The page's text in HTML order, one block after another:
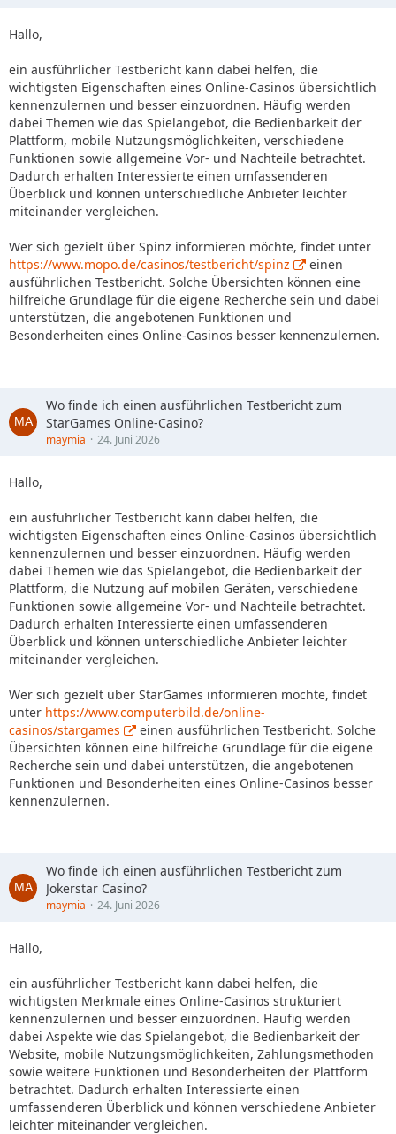
Hallo,
ein ausführlicher Testbericht kann dabei helfen, die
wichtigsten Eigenschaften eines Online-Casinos übersichtlich
kennenzulernen und besser einzuordnen. Häufig werden
dabei Themen wie das Spielangebot, die Bedienbarkeit der
Plattform, mobile Nutzungsmöglichkeiten, verschiedene
Funktionen sowie allgemeine Vor- und Nachteile betrachtet.
Dadurch erhalten Interessierte einen umfassenderen
Überblick und können unterschiedliche Anbieter leichter
miteinander vergleichen.
Wer sich gezielt über Spinz informieren möchte, findet unter
https://www.mopo.de/casinos/testbericht/spinz
einen
ausführlichen Testbericht. Solche Übersichten können eine
hilfreiche Grundlage für die eigene Recherche sein und dabei
unterstützen, die angebotenen Funktionen und
Besonderheiten eines Online-Casinos besser kennenzulernen.
Wo finde ich einen ausführlichen Testbericht zum
StarGames Online-Casino?
maymia 24. Juni 2026
Hallo,
ein ausführlicher Testbericht kann dabei helfen, die
wichtigsten Eigenschaften eines Online-Casinos übersichtlich
kennenzulernen und besser einzuordnen. Häufig werden
dabei Themen wie das Spielangebot, die Bedienbarkeit der
Plattform, die Nutzung auf mobilen Geräten, verschiedene
Funktionen sowie allgemeine Vor- und Nachteile betrachtet.
Dadurch erhalten Interessierte einen umfassenderen
Überblick und können unterschiedliche Anbieter leichter
miteinander vergleichen.
Wer sich gezielt über StarGames informieren möchte, findet
unter https://www.computerbild.de/online-
casinos/stargames
einen ausführlichen Testbericht. Solche
Übersichten können eine hilfreiche Grundlage für die eigene
Recherche sein und dabei unterstützen, die angebotenen
Funktionen und Besonderheiten eines Online-Casinos besser
kennenzulernen.
Wo finde ich einen ausführlichen Testbericht zum
Jokerstar Casino?
maymia 24. Juni 2026
Hallo,
ein ausführlicher Testbericht kann dabei helfen, die
wichtigsten Merkmale eines Online-Casinos strukturiert
kennenzulernen und besser einzuordnen. Häufig werden
dabei Aspekte wie das Spielangebot, die Bedienbarkeit der
Website, mobile Nutzungsmöglichkeiten, Zahlungsmethoden
sowie weitere Funktionen und Besonderheiten der Plattform
betrachtet. Dadurch erhalten Interessierte einen
umfassenderen Überblick und können verschiedene Anbieter
leichter miteinander vergleichen.